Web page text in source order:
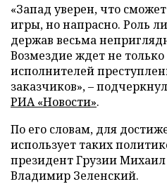
«Запад уверен, что
игры, но напрасно. Роль
держав весьма
Возмездие ждет не
исполнителей
заказчиков», –
РИА «Новости».
По его словам, для
использует таких
президент Грузии
Владимир Зеленский.